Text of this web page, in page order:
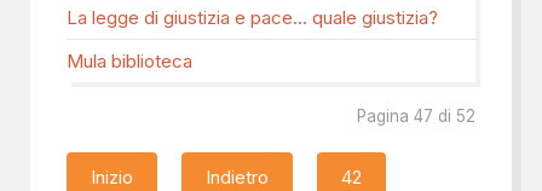
La legge di giustizia e pace... quale giustizia?
Mula biblioteca
Pagina 47 di 52
Inizio Indietro 42